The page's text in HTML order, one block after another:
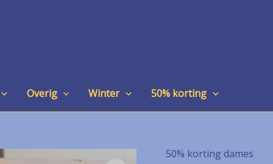
Overig Winter 50% korting
50% korting dames